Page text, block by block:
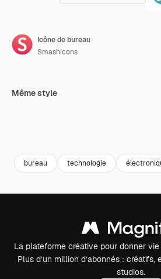
Icône de bureau
Smashicons
Même style
bureau technologie
La plateforme créative pour donner
Plus d’un million d’abonnés :
studios.